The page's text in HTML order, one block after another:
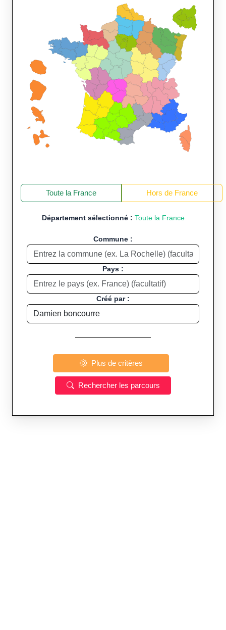
Toute la France Hors de France
Département sélectionné : Toute la France
Commune :
Pays :
Créé par :
Plus de critères
Rechercher les parcours